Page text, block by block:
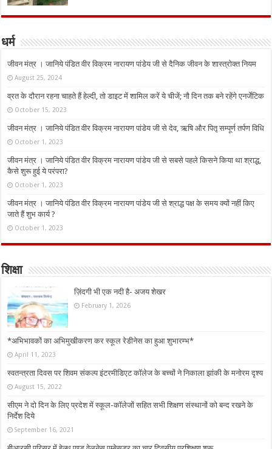
धर्म
जीवन मंत्र । जानिये पंडित वीर विक्रम नारायण पांडेय जी से दैनिक जीवन के शास्त्रोक्त नियम
August 25, 2024
व्रत के दौरान रहना चाहते हैं हेल्दी, तो डाइट में शामिल करें ये चीजें; नौ दिन तक बने रहेंगे एनर्जेटिक
October 15, 2023
जीवन मंत्र । जानिये पंडित वीर विक्रम नारायण पांडेय जी से देव, ऋषि और पितृ सम्पूर्ण तर्पण विधि
October 1, 2023
जीवन मंत्र । जानिये पंडित वीर विक्रम नारायण पांडेय जी से सबसे पहले किसने किया था श्राद्ध,
कैसे शुरू हुई ये परंपरा?
October 1, 2023
जीवन मंत्र । जानिये पंडित वीर विक्रम नारायण पांडेय जी से श्राद्ध पक्ष के समय क्यों नहीं किए
जाते हैं शुभ कार्य ?
October 1, 2023
शिक्षा
ज़िंदगी भी एक नदी है- अजय शेखर
February 1, 2026
*अभिभावकों का अभिमुखीकरण कर स्कूल रेडीनेस का हुआ शुभारम्भ*
April 11, 2023
स्वतन्त्रता दिवस पर शिवम संकल्प इंटरमीडिएट कॉलेज के बच्चों ने निकाला झांकी के मनोरम दृश्य
August 15, 2022
सीएम ने दो दिन के लिए प्रदेश में स्कूल-कॉलेजों सहित सभी शिक्षण संस्थानों को बन्द रखने के
निर्देश दिये
September 16, 2021